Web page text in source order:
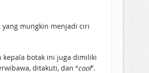
mungkin menjadi ciri
kepala botak ini juga dimiliki
ditakuti, dan “cool”.